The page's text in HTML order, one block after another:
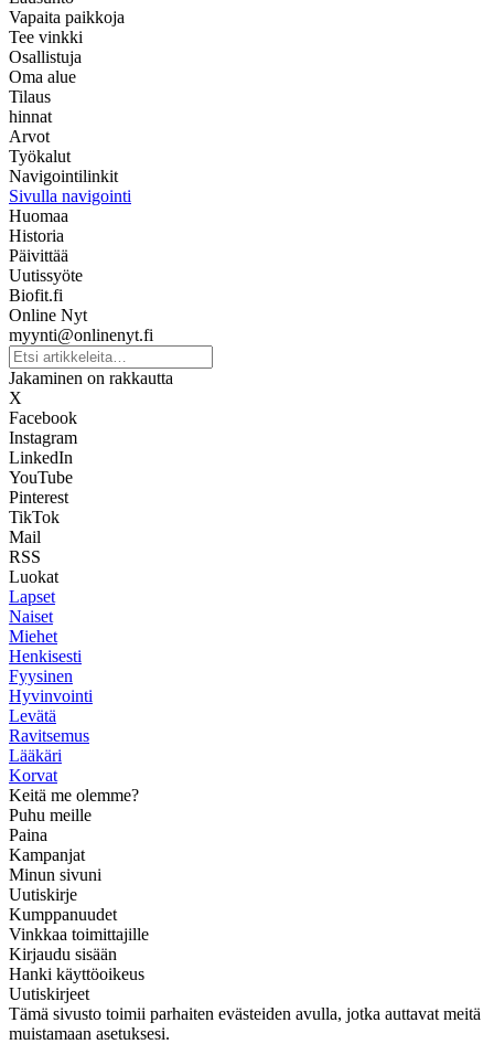
Vapaita paikkoja
Tee vinkki
Osallistuja
Oma alue
Tilaus
hinnat
Arvot
Työkalut
Navigointilinkit
Sivulla navigointi
Huomaa
Historia
Päivittää
Uutissyöte
Biofit.fi
Online Nyt
myynti@onlinenyt.fi
Jakaminen on rakkautta
X
Facebook
Instagram
LinkedIn
YouTube
Pinterest
TikTok
Mail
RSS
Luokat
Lapset
Naiset
Miehet
Henkisesti
Fyysinen
Hyvinvointi
Levätä
Ravitsemus
Lääkäri
Korvat
Keitä me olemme?
Puhu meille
Paina
Kampanjat
Minun sivuni
Uutiskirje
Kumppanuudet
Vinkkaa toimittajille
Kirjaudu sisään
Hanki käyttöoikeus
Uutiskirjeet
Tämä sivusto toimii parhaiten evästeiden avulla, jotka auttavat meitä
muistamaan asetuksesi.